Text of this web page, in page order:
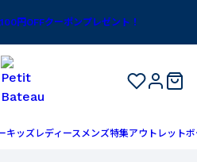
円OFFクーポンプレゼント！
キッズ レディースメンズ特集アウトレットボ